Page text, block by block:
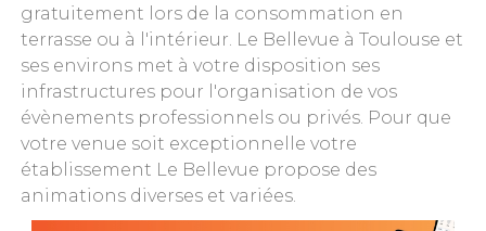
gratuitement lors de la consommation en
terrasse ou à l'intérieur. Le Bellevue à Toulouse et
ses environs met à votre disposition ses
infrastructures pour l'organisation de vos
évènements professionnels ou privés. Pour que
votre venue soit exceptionnelle votre
établissement Le Bellevue propose des
animations diverses et variées.